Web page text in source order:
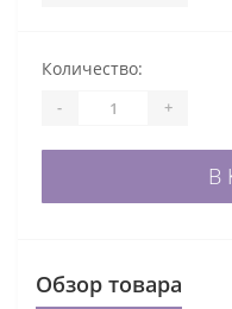
Количество:
- +
В
Обзор товара